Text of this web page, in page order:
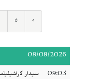
٥ ›
08/08/2026
09:03
سيدار